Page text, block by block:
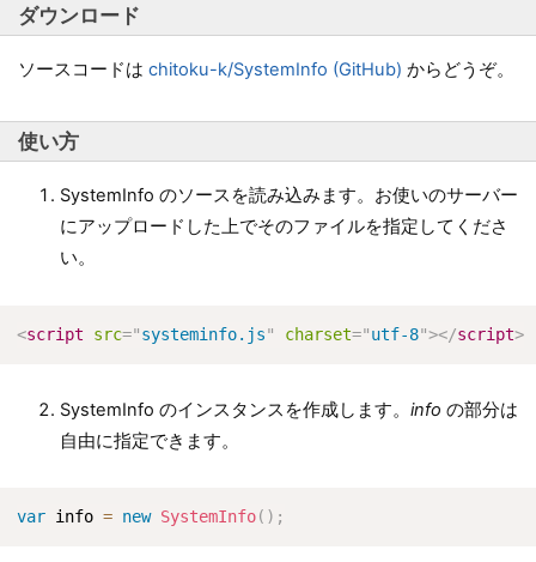
ダウンロード
ソースコードは chitoku-k/SystemInfo (GitHub) からどうぞ。
使い方
SystemInfo のソースを読み込みます。お使いのサーバー
にアップロードした上でそのファイルを指定してくださ
い。
<script src="systeminfo.js" charset="utf-8"></script>
SystemInfo のインスタンスを作成します。 info の部分は
自由に指定できます。
var info = new SystemInfo( ) ;